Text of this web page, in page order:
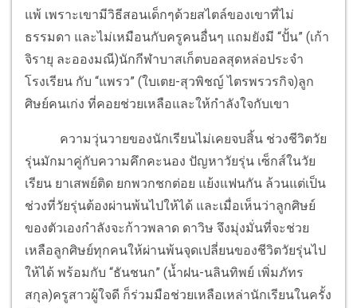
แพ้ เพราะเขามีวิธีสอนเด็กๆด้วยสไตล์ของเขาที่ไม่
ธรรมดา และไม่เหมือนกับครูคนอื่นๆ แถมยังมี “ปั้น” (เก้า
จิรายุ ละอองมณี)นักกีฬาบาสเก็ตบอลสุดหล่อประจำ
โรงเรียน กับ “แพรว” (ใบเตย-สุวพิชญ์ ไตรพรวรกิจ)ลูก
ศิษย์คนเก่ง ที่คอยช่วยเหลือและให้กำลังใจกับเขา
ความวุ่นวายของนักเรียนไม่เคยจบสิ้น ช่วงชีวิตวัย
รุ่นมักมาคู่กับความคึกคะนอง ปัญหาวัยรุ่น เซ็กส์ในวัย
เรียน ยาเสพย์ติด ยกพวกชกต่อย แย้งแฟนกัน ล้วนแต่เป็น
ช่วงที่วัยรุ่นต้องผ่านพ้นไปให้ได้ และเมื่อเห็นว่าลูกศิษย์
ของตัวเองกำลังจะก้าวพลาด ดาวิษ จึงมุ่งมั่นที่จะช่วย
เหลือลูกศิษย์ทุกคนให้ผ่านพ้นจุดเปลี่ยนของชีวิตวัยรุ่นไป
ให้ได้ พร้อมกับ “ธันชนก” (น้ำฝน-นลินทิพย์ เพิ่มภัทร
สกุล)ครูสาวผู้ใจดี ก็ร่วมมือช่วยเหลือเหล่านักเรียนในครั้ง